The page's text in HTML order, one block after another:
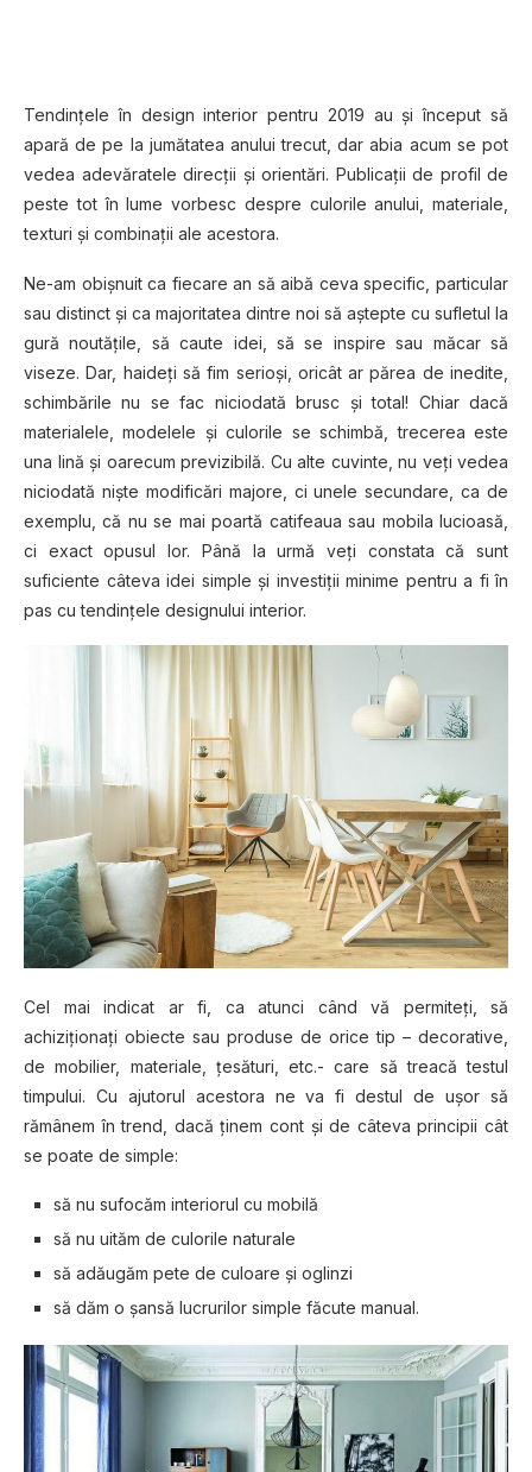
Tendinţele în design interior pentru 2019 au şi început să
apară de pe la jumătatea anului trecut, dar abia acum se pot
vedea adevăratele direcţii şi orientări. Publicaţii de profil de
peste tot în lume vorbesc despre culorile anului, materiale,
texturi şi combinaţii ale acestora.
Ne-am obişnuit ca fiecare an să aibă ceva specific, particular
sau distinct şi ca majoritatea dintre noi să aştepte cu sufletul la
gură noutăţile, să caute idei, să se inspire sau măcar să
viseze. Dar, haideţi să fim serioşi, oricât ar părea de inedite,
schimbările nu se fac niciodată brusc şi total! Chiar dacă
materialele, modelele şi culorile se schimbă, trecerea este
una lină şi oarecum previzibilă. Cu alte cuvinte, nu veţi vedea
niciodată nişte modificări majore, ci unele secundare, ca de
exemplu, că nu se mai poartă catifeaua sau mobila lucioasă,
ci exact opusul lor. Până la urmă veţi constata că sunt
suficiente câteva idei simple şi investiţii minime pentru a fi în
pas cu tendinţele designului interior.
Cel mai indicat ar fi, ca atunci când vă permiteţi, să
achiziţionaţi obiecte sau produse de orice tip – decorative,
de mobilier, materiale, ţesături, etc.- care să treacă testul
timpului. Cu ajutorul acestora ne va fi destul de uşor să
rămânem în trend, dacă ţinem cont şi de câteva principii cât
se poate de simple:
să nu sufocăm interiorul cu mobilă
să nu uităm de culorile naturale
să adăugăm pete de culoare şi oglinzi
să dăm o şansă lucrurilor simple făcute manual.